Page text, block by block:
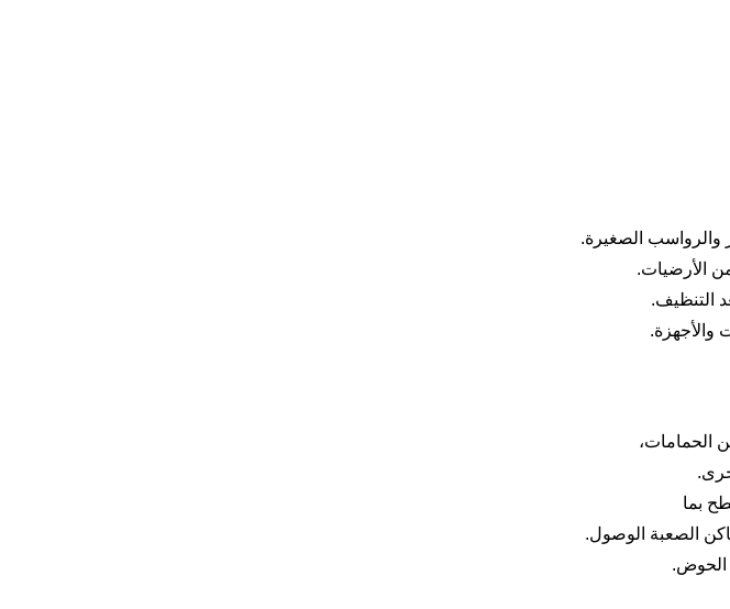
والرواسب الصغيرة.
الأرضيات.
التنظيف.
والأجهزة.
الحمامات،
بما
الصعبة الوصول.